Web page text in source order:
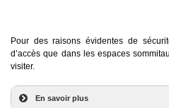
Pour des raisons évidentes de
d’accès que dans les espaces
visiter.
En savoir plus